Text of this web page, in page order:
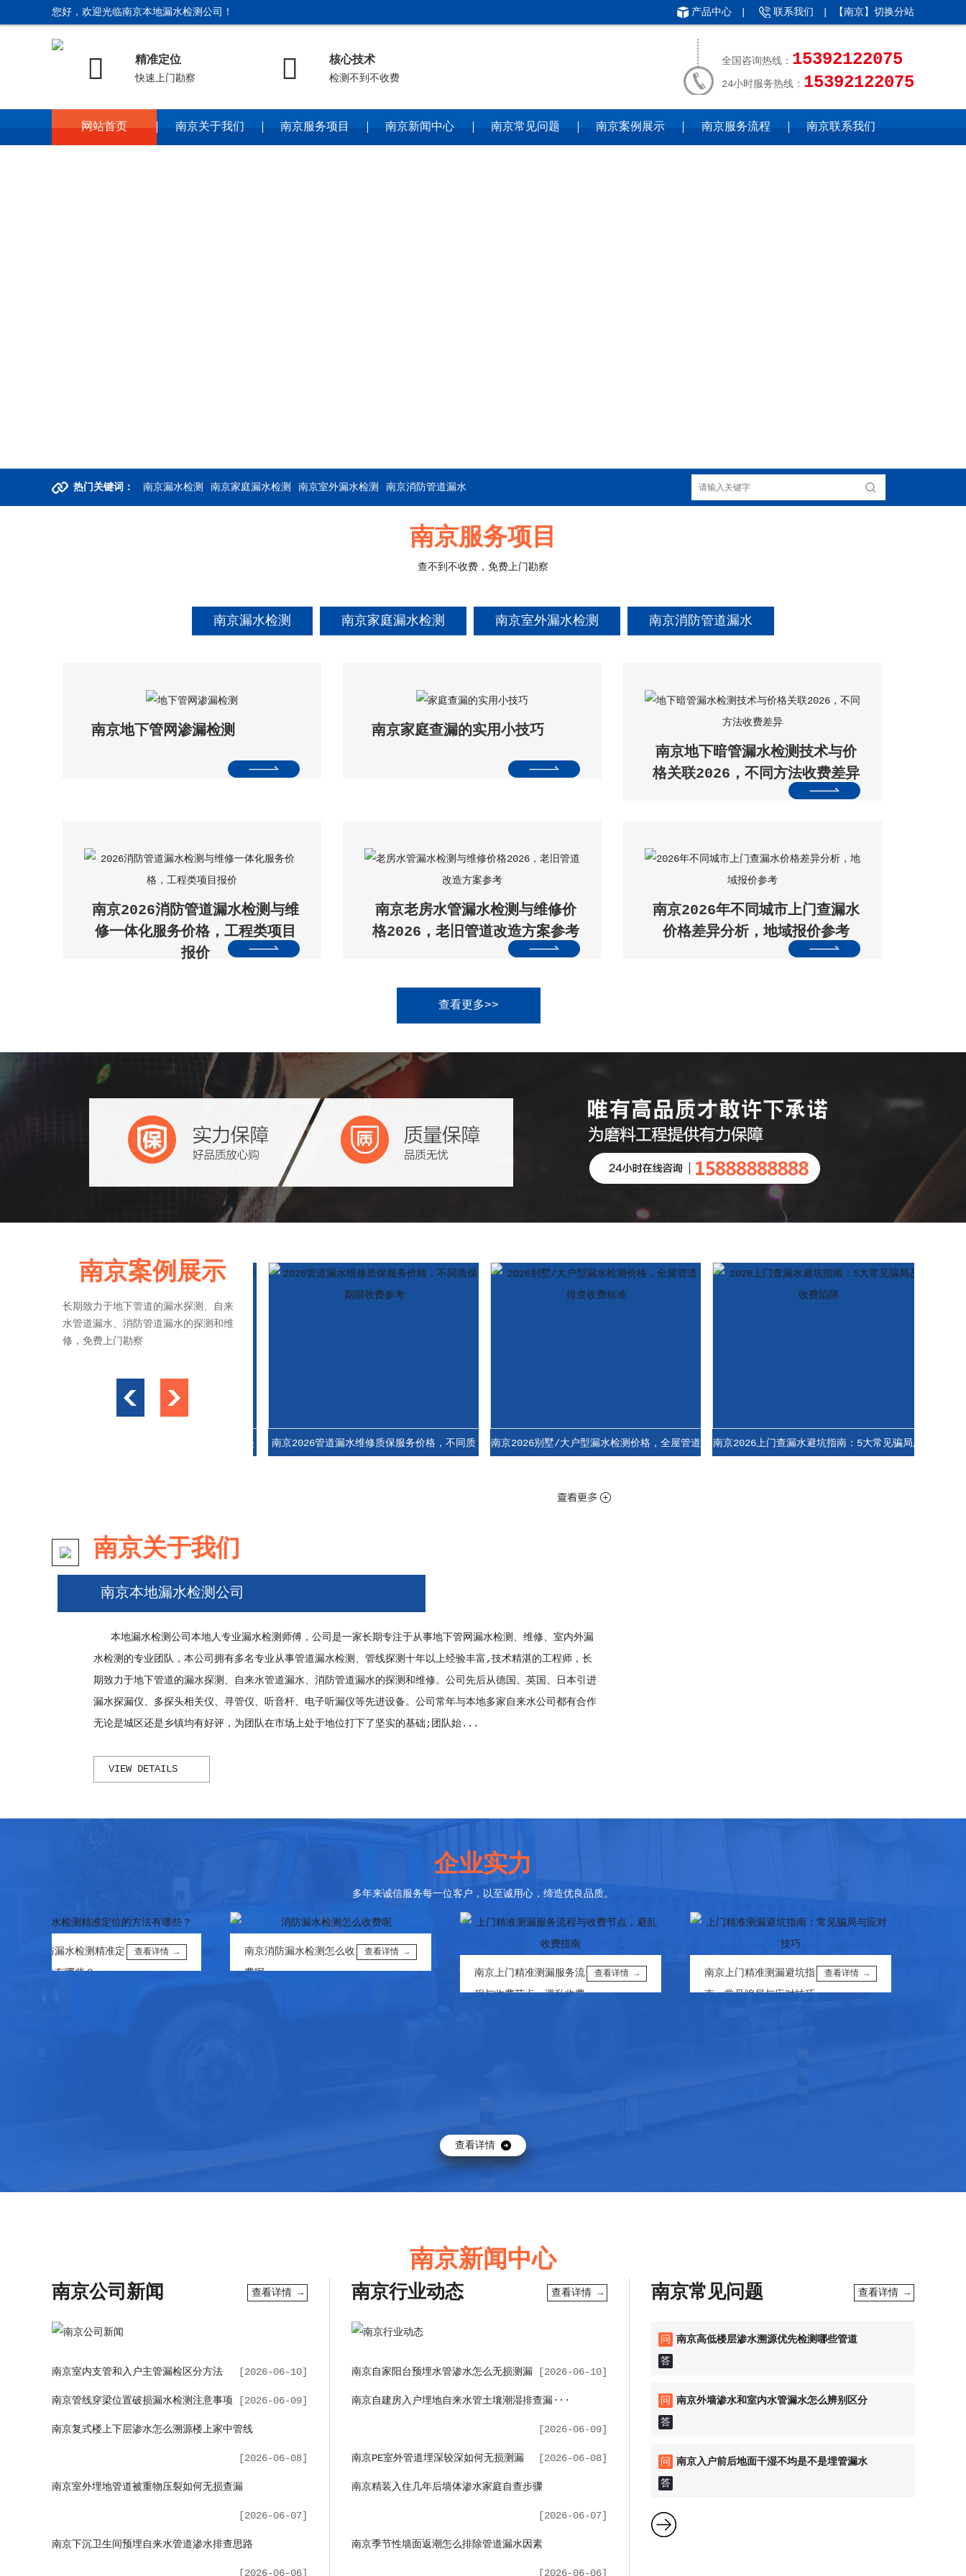
您好，欢迎光临南京本地漏水检测公司！ 产品中心 联系我们 | 【南京】 切换分站
 精准定位
快速上门勘察  核心技术
检测不到不收费
全国咨询热线： 15392122075
24小时服务热线： 15392122075
网站首页 南京关于我们 南京服务项目 南京新闻中心 南京常见问题 南京案例展示 南京服务流程 南京联系我们
热门关键词： 南京漏水检测 南京家庭漏水检测 南京室外漏水检测 南京消防管道漏水
南京服务项目
查不到不收费，免费上门勘察
南京漏水检测 南京家庭漏水检测 南京室外漏水检测 南京消防管道漏水
南京地下管网渗漏检测
南京家庭查漏的实用小技巧
南京地下暗管漏水检测技术与价
格关联2026，不同方法收费差异
南京2026消防管道漏水检测与维
修一体化服务价格，工程类项目
报价
南京老房水管漏水检测与维修价
格2026，老旧管道改造方案参考
南京2026年不同城市上门查漏水
价格差异分析，地域报价参考
查看更多>>
南京案例展示
长期致力于地下管道的漏水探测、自来
水管道漏水、消防管道漏水的探测和维
修，免费上门勘察
南京2026管道漏水维修质保服务价格，不同质 南京2026别墅/大户型漏水检测价格，全屋管道 南京2026上门查漏水避坑指南：5大常见骗局及 南京2026上
南京2026季节性漏水检测价格波动，旺季vs淡
季收费差异
南京2026管道漏水维修质保服务价格，不同质
保期限收费参考
南京2026别墅/大户型漏水检测价格，全屋管道
排查收费标准
南京关于我们
南京本地漏水检测公司
本地漏水检测公司本地人专业漏水检测师傅，公司是一家长期专注于从事地下管网漏水检测、维修、室内外漏
水检测的专业团队，本公司拥有多名专业从事管道漏水检测、管线探测十年以上经验丰富,技术精湛的工程师，长
期致力于地下管道的漏水探测、自来水管道漏水、消防管道漏水的探测和维修。公司先后从德国、英国、日本引进
漏水探漏仪、多探头相关仪、寻管仪、听音杆、电子听漏仪等先进设备。公司常年与本地多家自来水公司都有合作
无论是城区还是乡镇均有好评，为团队在市场上处于地位打下了坚实的基础;团队始...
VIEW DETAILS
企业实力
多年来诚信服务每一位客户，以至诚用心，缔造优良品质。
查看详情 →
消防漏水检测精准定
方法有哪些？
查看详情 →
南京消防漏水检测怎么收
费呢
查看详情 →
南京上门精准测漏服务流
程与收费节点，避乱收费···
查看详情 →
南京上门精准测漏避坑指
南：常见骗局与应对技巧
查看详情
南京新闻中心
查看详情 →
南京公司新闻
南京室内支管和入户主管漏检区分方法 [2026-06-10]
南京管线穿梁位置破损漏水检测注意事项 [2026-06-09]
南京复式楼上下层渗水怎么溯源楼上家中管线
[2026-06-08]
南京室外埋地管道被重物压裂如何无损查漏
[2026-06-07]
南京下沉卫生间预埋自来水管道渗水排查思路
[2026-06-06]
查看详情 →
南京行业动态
南京自家阳台预埋水管渗水怎么无损测漏 [2026-06-10]
南京自建房入户埋地自来水管土壤潮湿排查漏···
[2026-06-09]
南京PE室外管道埋深较深如何无损测漏 [2026-06-08]
南京精装入住几年后墙体渗水家庭自查步骤
[2026-06-07]
南京季节性墙面返潮怎么排除管道漏水因素
[2026-06-06]
查看详情 →
南京常见问题
问
南京高低楼层渗水溯源优先检测哪些管道
答
问
南京外墙渗水和室内水管漏水怎么辨别区分
答
问
南京入户前后地面干湿不均是不是埋管漏水
答